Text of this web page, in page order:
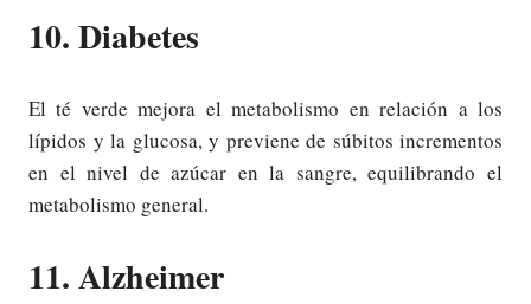
10. Diabetes
El té verde mejora el metabolismo en relación a los
lípidos y la glucosa, y previene de súbitos incrementos
en el nivel de azúcar en la sangre, equilibrando el
metabolismo general.
11. Alzheimer